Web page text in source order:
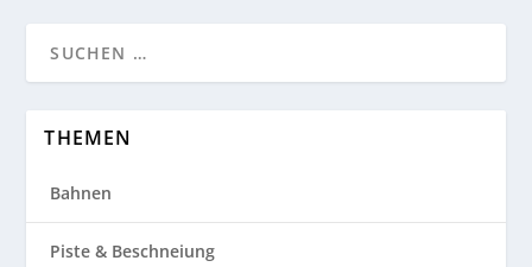
THEMEN
Bahnen
Piste & Beschneiung